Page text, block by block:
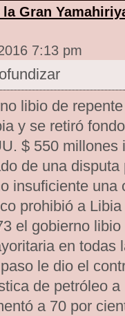
Gran
7:13 pm
libio de
y se retiró
$ 550 millones
de una
insuficiente una
prohibió a
el gobierno
en todas
le dio el
de petróleo
a 70 por